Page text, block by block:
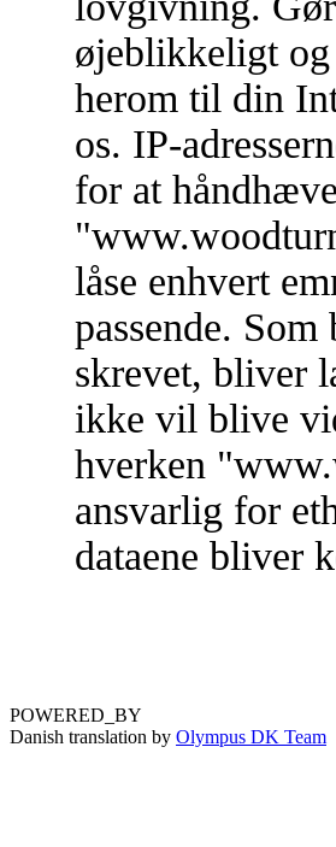
øjeblikkeligt og
herom til din
os. IP-
for at
låse enhvert
passende.
skrevet, bliver
ikke vil blive
hverken
ansvarlig for
dataene bliver
POWERED_BY
Danish translation by Olympus DK Team